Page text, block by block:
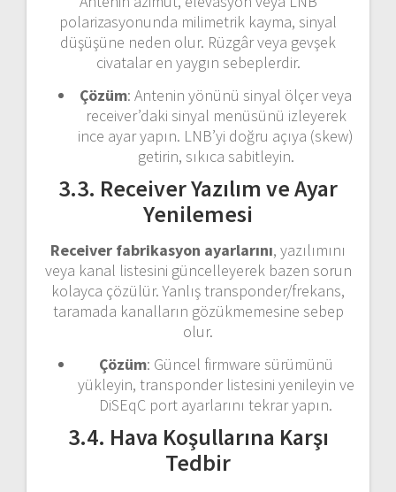
polarizasyonunda milimetrik kayma, sinyal
düşüşüne neden olur. Rüzgâr veya gevşek
civatalar en yaygın sebeplerdir.
Çözüm: Antenin yönünü sinyal ölçer veya
receiver’daki sinyal menüsünü izleyerek
ince ayar yapın. LNB’yi doğru açıya (skew)
getirin, sıkıca sabitleyin.
3.3. Receiver Yazılım ve Ayar
Yenilemesi
Receiver fabrikasyon ayarlarını, yazılımını
veya kanal listesini güncelleyerek bazen sorun
kolayca çözülür. Yanlış transponder/frekans,
taramada kanalların gözükmemesine sebep
olur.
Çözüm: Güncel firmware sürümünü
yükleyin, transponder listesini yenileyin ve
DiSEqC port ayarlarını tekrar yapın.
3.4. Hava Koşullarına Karşı
Tedbir